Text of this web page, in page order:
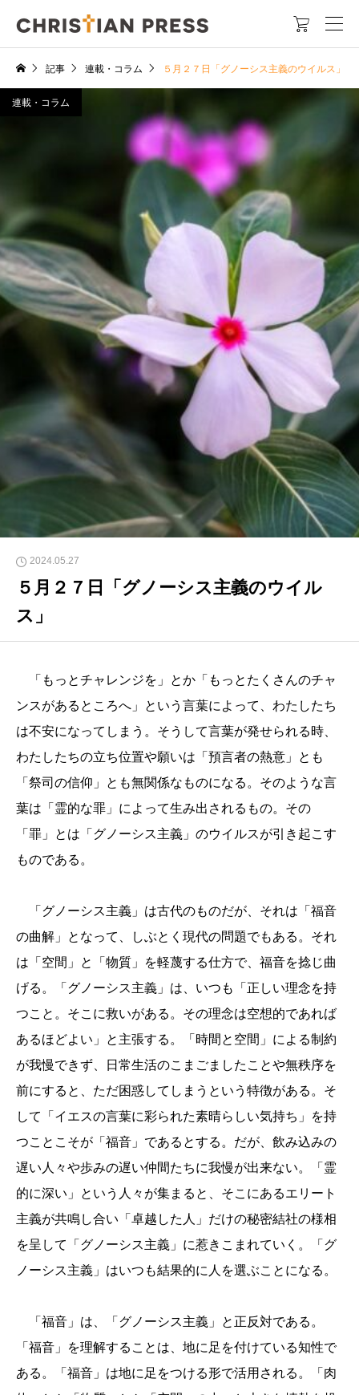

記事 連載・コラム ５月２７日「グノーシス主義のウイルス」
連載・コラム
2024.05.27
５月２７日「グノーシス主義のウイル
ス」
「もっとチャレンジを」とか「もっとたくさんのチャ
ンスがあるところへ」という言葉によって、わたしたち
は不安になってしまう。そうして言葉が発せられる時、
わたしたちの立ち位置や願いは「預言者の熱意」とも
「祭司の信仰」とも無関係なものになる。そのような言
葉は「霊的な罪」によって生み出されるもの。その
「罪」とは「グノーシス主義」のウイルスが引き起こす
ものである。
「グノーシス主義」は古代のものだが、それは「福音
の曲解」となって、しぶとく現代の問題でもある。それ
は「空間」と「物質」を軽蔑する仕方で、福音を捻じ曲
げる。「グノーシス主義」は、いつも「正しい理念を持
つこと。そこに救いがある。その理念は空想的であれば
あるほどよい」と主張する。「時間と空間」による制約
が我慢できず、日常生活のこまごましたことや無秩序を
前にすると、ただ困惑してしまうという特徴がある。そ
して「イエスの言葉に彩られた素晴らしい気持ち」を持
つことこそが「福音」であるとする。だが、飲み込みの
遅い人々や歩みの遅い仲間たちに我慢が出来ない。「霊
的に深い」という人々が集まると、そこにあるエリート
主義が共鳴し合い「卓越した人」だけの秘密結社の様相
を呈して「グノーシス主義」に惹きこまれていく。「グ
ノーシス主義」はいつも結果的に人を選ぶことになる。
「福音」は、「グノーシス主義」と正反対である。
「福音」を理解することは、地に足を付けている知性で
ある。「福音」は地に足をつける形で活用される。「肉